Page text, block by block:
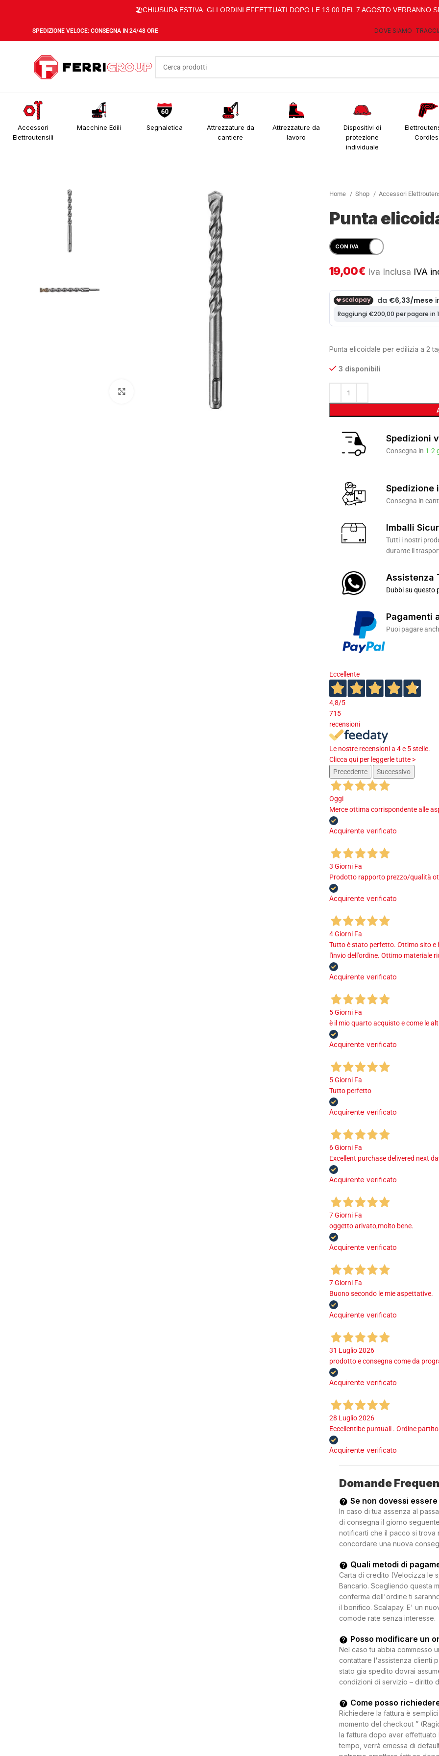
🏖️CHIUSURA ESTIVA: GLI ORDINI EFFETTUATI DOPO LE 13:00 DEL 7 AGOSTO VERRANNO
SPEDIZIONE VELOCE: CONSEGNA IN 24/48 ORE DOVE SIAMO
Accessori
Elettroutensili
Macchine Edili Segnaletica
Attrezzature da
cantiere
Attrezzature da
lavoro
Dispositivi di
protezione
individuale
Home Shop Accessori
Punta
19,00€ Iva Inclusa IVA
Punta elicoidale per edilizia a 2
3 disponibili
Spedizioni
Consegna in 1-2
Spedizione
Consegna in
Imballi
Tutti i nostri
durante il
Assistenza
Dubbi su questo
Pagamenti
Puoi pagare
Eccellente
4,8/5
715
recensioni
Le nostre recensioni a 4 e 5 stelle.
Clicca qui per leggerle tutte >
Precedente
Successivo
Oggi
Merce ottima corrispondente alle
Acquirente verificato
3 Giorni Fa
Prodotto rapporto prezzo/qualità
Acquirente verificato
4 Giorni Fa
Tutto è stato perfetto. Ottimo sito e
l'invio dell'ordine. Ottimo materiale
Acquirente verificato
5 Giorni Fa
è il mio quarto acquisto e come le
Acquirente verificato
5 Giorni Fa
Tutto perfetto
Acquirente verificato
6 Giorni Fa
Excellent purchase delivered next
Acquirente verificato
7 Giorni Fa
oggetto arivato,molto bene.
Acquirente verificato
7 Giorni Fa
Buono secondo le mie aspettative.
Acquirente verificato
31 Luglio 2026
prodotto e consegna come da
Acquirente verificato
28 Luglio 2026
Eccellentibe puntuali . Ordine
Acquirente verificato
Domande
Se non dovessi
In caso di tua assenza al
di consegna il giorno
notificarti che il pacco si trova
concordare una nuova
Quali metodi di
Carta di credito (Velocizza le
Bancario. Scegliendo questa
conferma dell'ordine ti
il bonifico. Scalapay. E' un
comode rate senza interesse.
Posso modificare un
Nel caso tu abbia commesso
contattare l'assistenza clienti
stato gia spedito dovrai
condizioni di servizio – diritto
Come posso
Richiedere la fattura è
momento del checkout ”
la fattura dopo aver effettuato
tempo, verrà emessa di